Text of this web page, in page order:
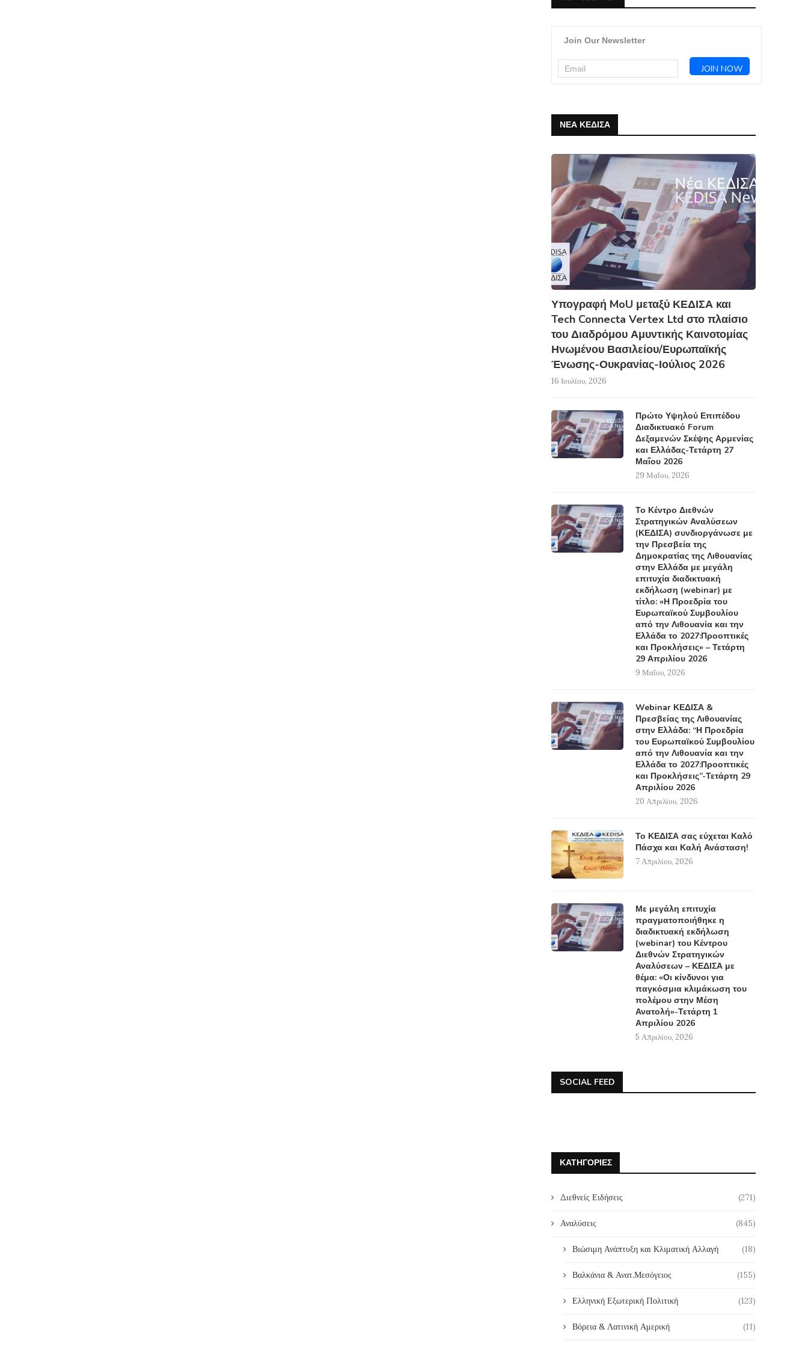
Join Our Newsletter
ΝΕΑ ΚΕΔΙΣΑ
Υπογραφή MoU μεταξύ ΚΕΔΙΣΑ και
Tech Connecta Vertex Ltd στο πλαίσιο
του Διαδρόμου Αμυντικής Καινοτομίας
Ηνωμένου Βασιλείου/Ευρωπαϊκής
Ένωσης-Ουκρανίας-Ιούλιος 2026
16 Ιουλίου, 2026
Πρώτο Υψηλού Επιπέδου
Διαδικτυακό Forum
Δεξαμενών Σκέψης Αρμενίας
και Ελλάδας-Τετάρτη 27
Μαΐου 2026
29 Μαΐου, 2026
Το Κέντρο Διεθνών
Στρατηγικών Αναλύσεων
(ΚΕΔΙΣΑ) συνδιοργάνωσε με
την Πρεσβεία της
Δημοκρατίας της Λιθουανίας
στην Ελλάδα με μεγάλη
επιτυχία διαδικτυακή
εκδήλωση (webinar) με
τίτλο: «Η Προεδρία του
Ευρωπαϊκού Συμβουλίου
από την Λιθουανία και την
Ελλάδα το 2027:Προοπτικές
και Προκλήσεις» – Τετάρτη
29 Απριλίου 2026
9 Μαΐου, 2026
Webinar ΚΕΔΙΣΑ &
Πρεσβείας της Λιθουανίας
στην Ελλάδα: “Η Προεδρία
του Ευρωπαϊκού Συμβουλίου
από την Λιθουανία και την
Ελλάδα το 2027:Προοπτικές
και Προκλήσεις”-Τετάρτη 29
Απριλίου 2026
20 Απριλίου, 2026
Το ΚΕΔΙΣΑ σας εύχεται Καλό
Πάσχα και Καλή Ανάσταση!
7 Απριλίου, 2026
Με μεγάλη επιτυχία
πραγματοποιήθηκε η
διαδικτυακή εκδήλωση
(webinar) του Κέντρου
Διεθνών Στρατηγικών
Αναλύσεων – ΚΕΔΙΣΑ με
θέμα: «Οι κίνδυνοι για
παγκόσμια κλιμάκωση του
πολέμου στην Μέση
Ανατολή»-Τετάρτη 1
Απριλίου 2026
5 Απριλίου, 2026
SOCIAL FEED
ΚΑΤΗΓΟΡΊΕΣ
Διεθνείς Ειδήσεις (271)
Αναλύσεις (845)
Βιώσιμη Ανάπτυξη και Κλιματική Αλλαγή (18)
Βαλκάνια & Ανατ.Μεσόγειος (155)
Ελληνική Εξωτερική Πολιτική (123)
Βόρεια & Λατινική Αμερική (11)